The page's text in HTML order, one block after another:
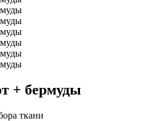
+ бермуды
ткани